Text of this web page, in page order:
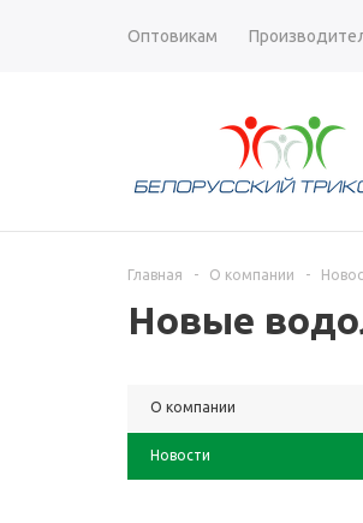
Оптовикам
Главная - О компании -
Новые
О компании
Новости